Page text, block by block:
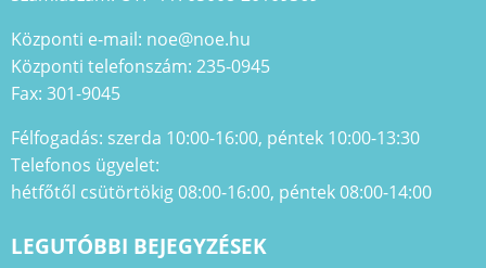
Központi e-mail: noe@noe.hu
Központi telefonszám: 235-0945
Fax: 301-9045
Félfogadás: szerda 10:00-16:00, péntek 10:00-13:30
Telefonos ügyelet:
hétfőtől csütörtökig 08:00-16:00, péntek 08:00-14:00
LEGUTÓBBI BEJEGYZÉSEK